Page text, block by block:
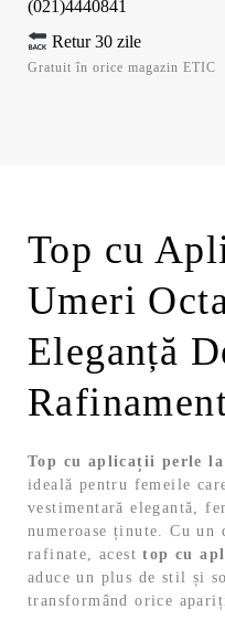
(021)4440841
Retur 30 zile
Gratuit în orice magazin ETIC
Top cu
Umeri
Eleganță
Top cu aplicații perle
ideală pentru femeile
vestimentară elegantă,
numeroase ținute. Cu
rafinate, acesttop cu
aduce un plus de stil și
transformând orice